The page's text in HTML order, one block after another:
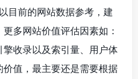
目前的网站数据参考，建
多网站价值评估因素如：
收录以及索引量、用户体
值，最主要还是需要根据